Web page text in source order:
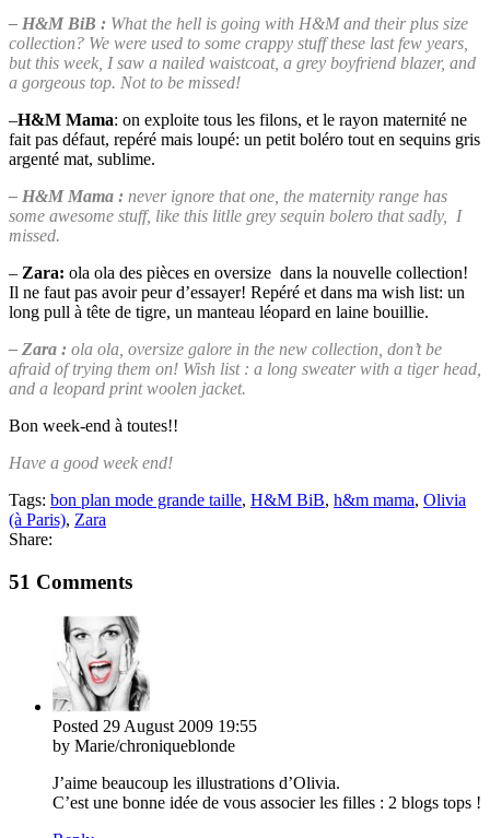
– H&M BiB : What the hell is going with H&M and their plus size
collection? We were used to some crappy stuff these last few years,
but this week, I saw a nailed waistcoat, a grey boyfriend blazer, and
a gorgeous top. Not to be missed!
–H&M Mama: on exploite tous les filons, et le rayon maternité ne
fait pas défaut, repéré mais loupé: un petit boléro tout en sequins gris
argenté mat, sublime.
– H&M Mama : never ignore that one, the maternity range has
some awesome stuff, like this litlle grey sequin bolero that sadly, I
missed.
– Zara: ola ola des pièces en oversize dans la nouvelle collection!
Il ne faut pas avoir peur d’essayer! Repéré et dans ma wish list: un
long pull à tête de tigre, un manteau léopard en laine bouillie.
– Zara : ola ola, oversize galore in the new collection, don’t be
afraid of trying them on! Wish list : a long sweater with a tiger head,
and a leopard print woolen jacket.
Bon week-end à toutes!!
Have a good week end!
Tags: bon plan mode grande taille, H&M BiB, h&m mama, Olivia
(à Paris), Zara
Share:
51 Comments
Posted 29 August 2009 19:55
by Marie/chroniqueblonde
J’aime beaucoup les illustrations d’Olivia.
C’est une bonne idée de vous associer les filles : 2 blogs tops !